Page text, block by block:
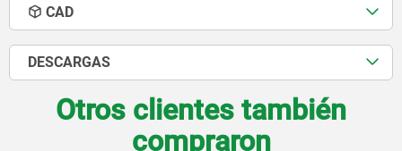
CAD
DESCARGAS
Otros clientes también
compraron